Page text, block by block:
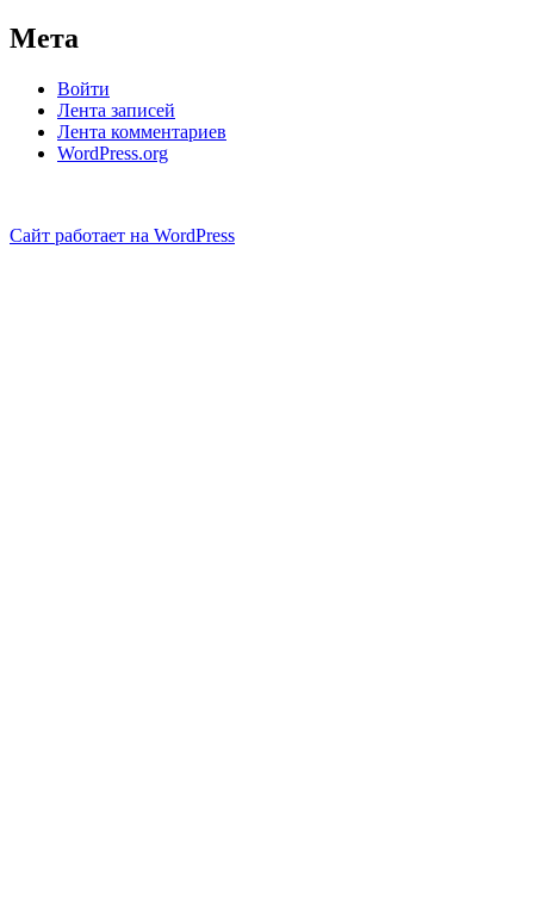
Мета
Войти
Лента записей
Лента комментариев
WordPress.org
Сайт работает на WordPress